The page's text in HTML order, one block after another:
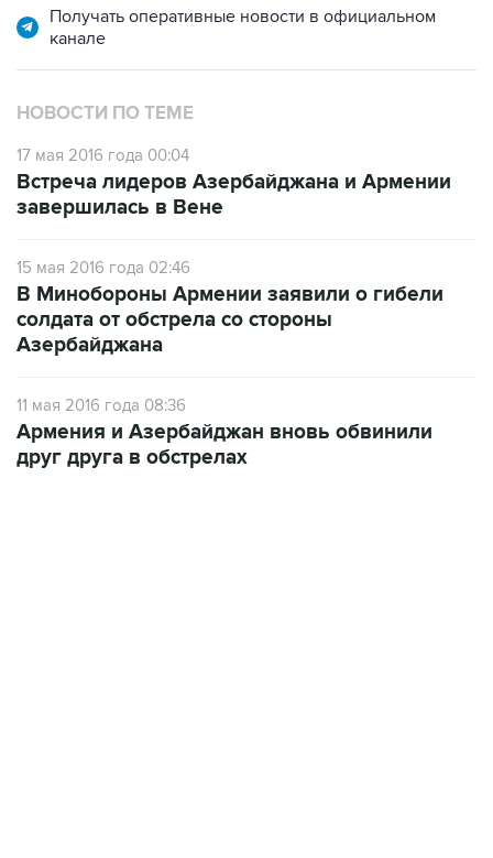
Получать оперативные новости в официальном
канале
НОВОСТИ ПО ТЕМЕ
17 мая 2016 года 00:04
Встреча лидеров Азербайджана и Армении
завершилась в Вене
15 мая 2016 года 02:46
В Минобороны Армении заявили о гибели
солдата от обстрела со стороны
Азербайджана
11 мая 2016 года 08:36
Армения и Азербайджан вновь обвинили
друг друга в обстрелах